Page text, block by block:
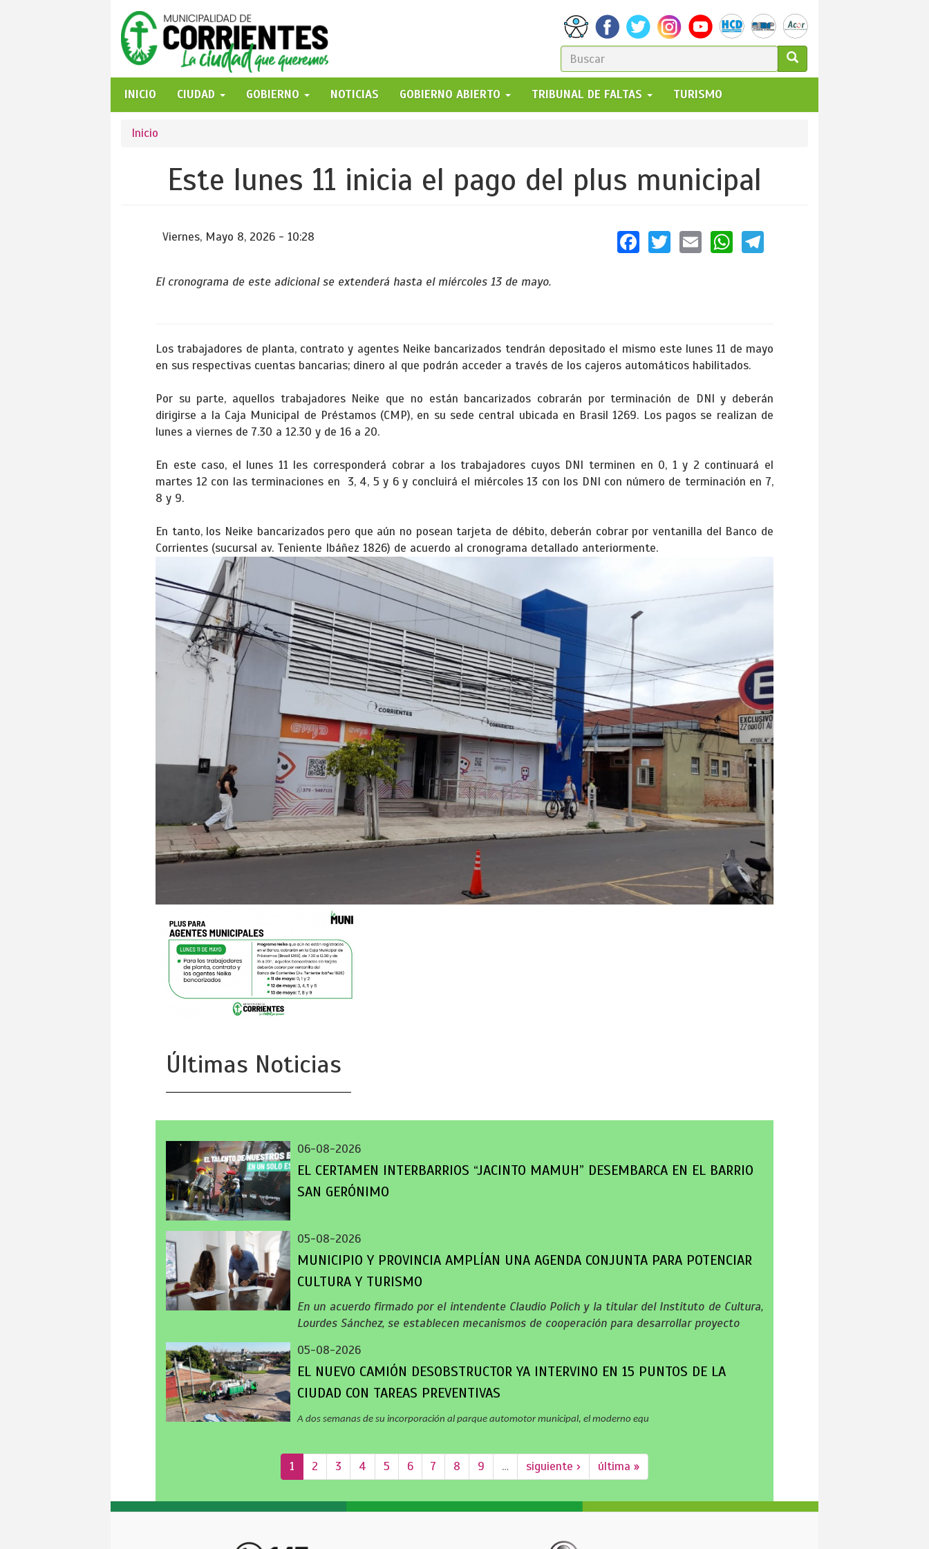
FORMULARIO
DE
BÚSQUEDA
GO!
INICIO
CIUDAD GOBIERNO NOTICIAS GOBIERNO ABIERTO TRIBUNAL DE FALTAS TURISMO
Se
encuentra
usted
Inicio
Este lunes 11 inicia el pago del plus municipal
Viernes, Mayo 8, 2026 - 10:28 Facebook
Twitter
EmailWhatsApp
Telegram
El cronograma de este adicional se extenderá hasta el miércoles 13 de mayo.
Los trabajadores de planta, contrato y agentes Neike bancarizados tendrán depositado el mismo este lunes 11 de mayo
en sus respectivas cuentas bancarias; dinero al que podrán acceder a través de los cajeros automáticos habilitados.
Por su parte, aquellos trabajadores Neike que no están bancarizados cobrarán por terminación de DNI y deberán
dirigirse a la Caja Municipal de Préstamos (CMP), en su sede central ubicada en Brasil 1269. Los pagos se realizan de
lunes a viernes de 7.30 a 12.30 y de 16 a 20.
En este caso, el lunes 11 les corresponderá cobrar a los trabajadores cuyos DNI terminen en 0, 1 y 2 continuará el
martes 12 con las terminaciones en 3, 4, 5 y 6 y concluirá el miércoles 13 con los DNI con número de terminación en 7,
8 y 9.
En tanto, los Neike bancarizados pero que aún no posean tarjeta de débito, deberán cobrar por ventanilla del Banco de
Corrientes (sucursal av. Teniente Ibáñez 1826) de acuerdo al cronograma detallado anteriormente.
Últimas Noticias
06-08-2026
EL CERTAMEN INTERBARRIOS “JACINTO MAMUH” DESEMBARCA EN EL BARRIO
SAN GERÓNIMO
05-08-2026
MUNICIPIO Y PROVINCIA AMPLÍAN UNA AGENDA CONJUNTA PARA POTENCIAR
CULTURA Y TURISMO
En un acuerdo firmado por el intendente Claudio Polich y la titular del Instituto de Cultura,
Lourdes Sánchez, se establecen mecanismos de cooperación para desarrollar proyecto
05-08-2026
EL NUEVO CAMIÓN DESOBSTRUCTOR YA INTERVINO EN 15 PUNTOS DE LA
CIUDAD CON TAREAS PREVENTIVAS
A dos semanas de su incorporación al parque automotor municipal, el moderno equ
1 2 3 4 5 6 7 8 9 … siguiente › última »